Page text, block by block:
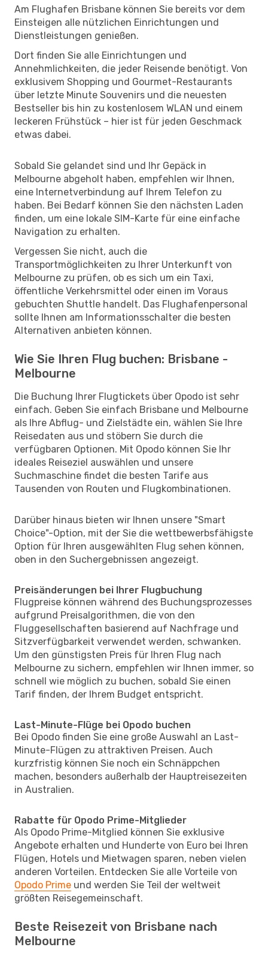
Am Flughafen Brisbane können Sie bereits vor dem
Einsteigen alle nützlichen Einrichtungen und
Dienstleistungen genießen.
Dort finden Sie alle Einrichtungen und
Annehmlichkeiten, die jeder Reisende benötigt. Von
exklusivem Shopping und Gourmet-Restaurants
über letzte Minute Souvenirs und die neuesten
Bestseller bis hin zu kostenlosem WLAN und einem
leckeren Frühstück – hier ist für jeden Geschmack
etwas dabei.
Sobald Sie gelandet sind und Ihr Gepäck in
Melbourne abgeholt haben, empfehlen wir Ihnen,
eine Internetverbindung auf Ihrem Telefon zu
haben. Bei Bedarf können Sie den nächsten Laden
finden, um eine lokale SIM-Karte für eine einfache
Navigation zu erhalten.
Vergessen Sie nicht, auch die
Transportmöglichkeiten zu Ihrer Unterkunft von
Melbourne zu prüfen, ob es sich um ein Taxi,
öffentliche Verkehrsmittel oder einen im Voraus
gebuchten Shuttle handelt. Das Flughafenpersonal
sollte Ihnen am Informationsschalter die besten
Alternativen anbieten können.
Wie Sie Ihren Flug buchen: Brisbane -
Melbourne
Die Buchung Ihrer Flugtickets über Opodo ist sehr
einfach. Geben Sie einfach Brisbane und Melbourne
als Ihre Abflug- und Zielstädte ein, wählen Sie Ihre
Reisedaten aus und stöbern Sie durch die
verfügbaren Optionen. Mit Opodo können Sie Ihr
ideales Reiseziel auswählen und unsere
Suchmaschine findet die besten Tarife aus
Tausenden von Routen und Flugkombinationen.
Darüber hinaus bieten wir Ihnen unsere "Smart
Choice"-Option, mit der Sie die wettbewerbsfähigste
Option für Ihren ausgewählten Flug sehen können,
oben in den Suchergebnissen angezeigt.
Preisänderungen bei Ihrer Flugbuchung
Flugpreise können während des Buchungsprozesses
aufgrund Preisalgorithmen, die von den
Fluggesellschaften basierend auf Nachfrage und
Sitzverfügbarkeit verwendet werden, schwanken.
Um den günstigsten Preis für Ihren Flug nach
Melbourne zu sichern, empfehlen wir Ihnen immer, so
schnell wie möglich zu buchen, sobald Sie einen
Tarif finden, der Ihrem Budget entspricht.
Last-Minute-Flüge bei Opodo buchen
Bei Opodo finden Sie eine große Auswahl an Last-
Minute-Flügen zu attraktiven Preisen. Auch
kurzfristig können Sie noch ein Schnäppchen
machen, besonders außerhalb der Hauptreisezeiten
in Australien.
Rabatte für Opodo Prime-Mitglieder
Als Opodo Prime-Mitglied können Sie exklusive
Angebote erhalten und Hunderte von Euro bei Ihren
Flügen, Hotels und Mietwagen sparen, neben vielen
anderen Vorteilen. Entdecken Sie alle Vorteile von
Opodo Prime und werden Sie Teil der weltweit
größten Reisegemeinschaft.
Beste Reisezeit von Brisbane nach
Melbourne